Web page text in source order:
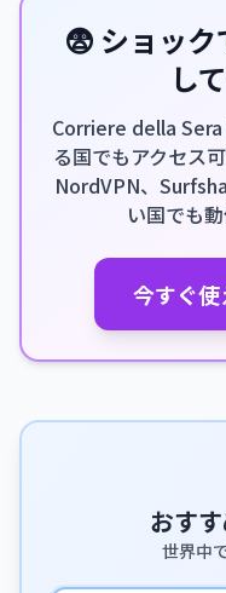
😨 ショッ
し
Corriere della Sera
る国でもアクセス
NordVPN、
い国でも
今すぐ
おす
世界中